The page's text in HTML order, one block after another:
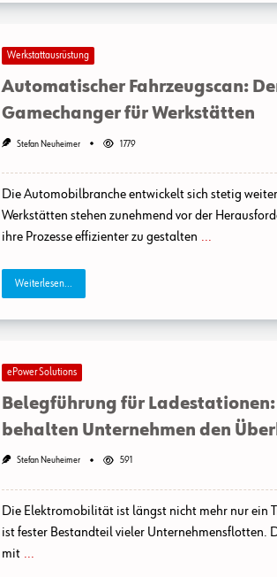
Werkstattausrüstung
Automatischer Fahrzeugscan:
Gamechanger für Werkstätten
Stefan Neuheimer 1779
Die Automobilbranche entwickelt sich stetig
Werkstätten stehen zunehmend vor der
ihre Prozesse effizienter zu gestalten ...
Weiterlesen...
ePower Solutions
Belegführung für Ladestationen:
behalten Unternehmen den
Stefan Neuheimer 591
Die Elektromobilität ist längst nicht mehr nur ein
ist fester Bestandteil vieler Unternehmensflotten.
mit ...